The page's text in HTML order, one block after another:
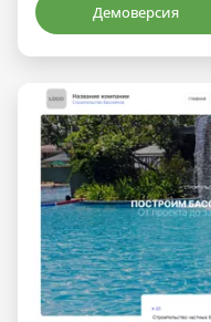
Демоверсия